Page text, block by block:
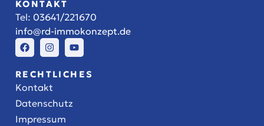
KONTAKT
Tel: 03641/221670
info@rd-immokonzept.de
RECHTLICHES
Kontakt
Datenschutz
Impressum